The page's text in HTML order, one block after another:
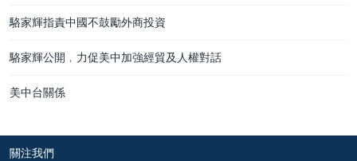
駱家輝指責中國不鼓勵外商投資
駱家輝公開﹐力促美中加強經貿及人權對話
美中台關係
關注我們